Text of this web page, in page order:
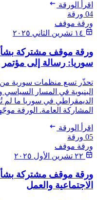
اقرأ الورقة
04 ورقة
ورقة موقف
ورقة موقف مشتركة بشأن
سوريا: رسالة إلى
تحذّر تسع منظمات سورية من
البنيوية في المسار السياسي
الديمقراطي في سوريا ما
المشاركة العامة. الورقة
اقرأ الورقة
05 ورقة
ورقة موقف
ورقة موقف مشتركة
الاجتماعية والعمل